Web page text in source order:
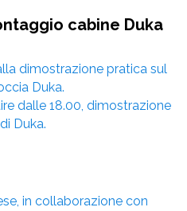
cabine Duka
dimostrazione pratica sul
Duka.
dalle 18.00, dimostrazione
Duka.
in collaborazione con